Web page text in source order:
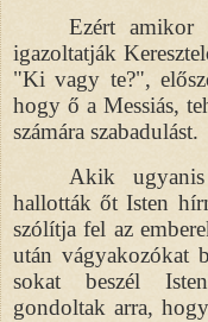
Ezért amikor
igazoltatják
"Ki vagy te?",
hogy ő a Messiás,
számára szabadulást.
Akik
hallották őt Isten
szólítja fel az
után vágyakozókat
sokat beszél
gondoltak arra,